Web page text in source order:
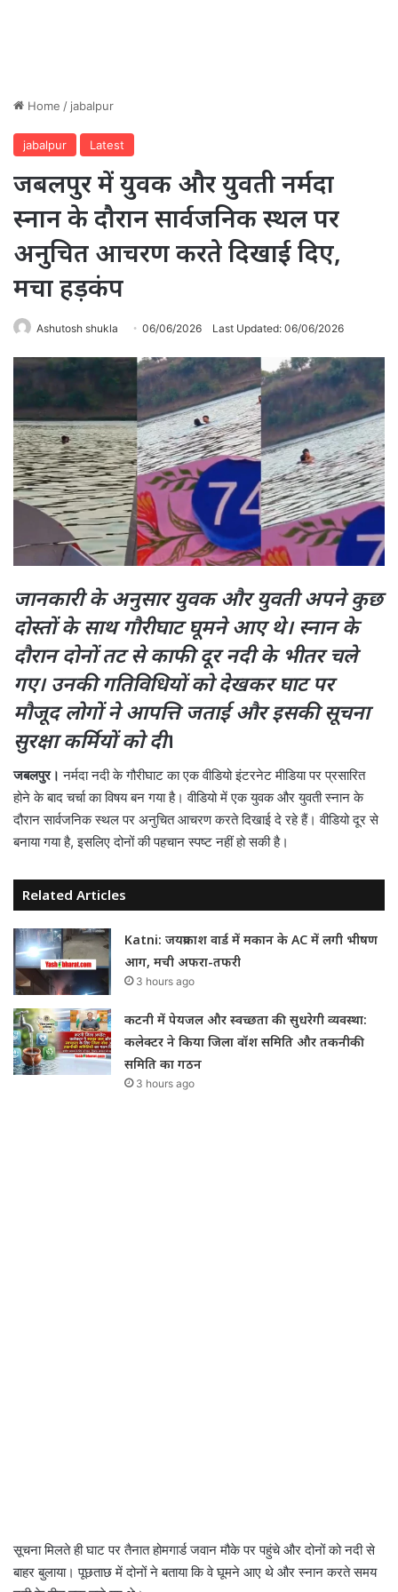
Home / jabalpur
jabalpur Latest
जबलपुर में युवक और युवती नर्मदा
स्नान के दौरान सार्वजनिक स्थल पर
अनुचित आचरण करते दिखाई दिए,
मचा हड़कंप
Ashutosh shukla 06/06/2026 Last Updated: 06/06/2026
जानकारी के अनुसार युवक और युवती अपने कुछ
दोस्तों के साथ गौरीघाट घूमने आएथे। स्नान के
दौरान दोनों तट से काफी दूर नदी के भीतर चले
गए। उनकी गतिविधियों को देखकर घाट पर
मौजूद लोगों ने आपत्ति जताई और इसकी सूचना
सुरक्षा कर्मियों को दी।
जबलपुर।नर्मदा नदी के गौरीघाट का एक वीडियो इंटरनेट मीडिया पर प्रसारित
होने के बाद चर्चा का विषय बन गया है। वीडियो में एक युवक और युवती स्नान के
दौरान सार्वजनिक स्थल पर अनुचित आचरण करते दिखाई दे रहे हैं। वीडियो दूर से
बनाया गया है, इसलिए दोनों की पहचान स्पष्ट नहीं हो सकी है।
Related Articles
Katni: जयप्रकाश वार्ड में मकान के AC में लगी भीषण
आग, मची अफरा-तफरी
3 hours ago
कटनी में पेयजल और स्वच्छता की सुधरेगी व्यवस्था:
कलेक्टर ने किया जिला वॉश समिति और तकनीकी
समिति का गठन
3 hours ago
सूचना मिलते ही घाट पर तैनात होमगार्ड जवान मौके पर पहुंचे और दोनों को नदी से
बाहर बुलाया। पूछताछ में दोनों ने बताया कि वे घूमने आए थे और स्नान करते समय